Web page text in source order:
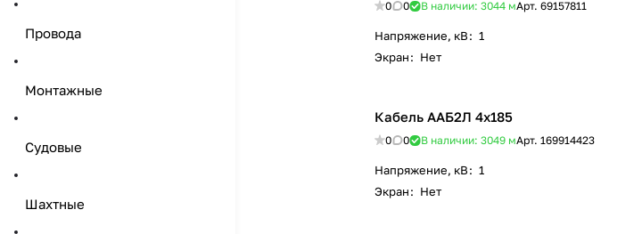
0 0 В наличии: 3044 мАрт. 69157811
Напряжение, кВ: 1
Экран: Нет
Кабель ААБ2Л 4х185
0 0 В наличии: 3049 мАрт. 169914423
Напряжение, кВ: 1
Экран: Нет
Провода
Монтажные
Судовые
Шахтные